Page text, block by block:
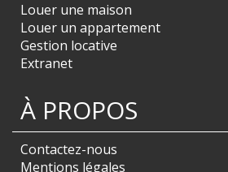
Louer une maison
Louer un appartement
Gestion locative
Extranet
À PROPOS
Contactez-nous
Mentions légales